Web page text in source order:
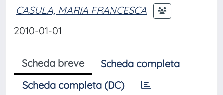
CASULA, MARIA FRANCESCA
2010-01-01
Scheda breve
Scheda completa
Scheda completa (DC)